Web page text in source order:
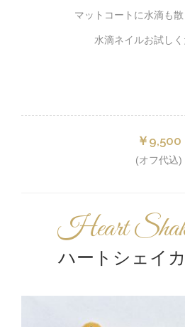
マットコートに水滴も
水滴ネイルお試しく
￥9,500
(オフ代込)
Heart
ハートシェイ